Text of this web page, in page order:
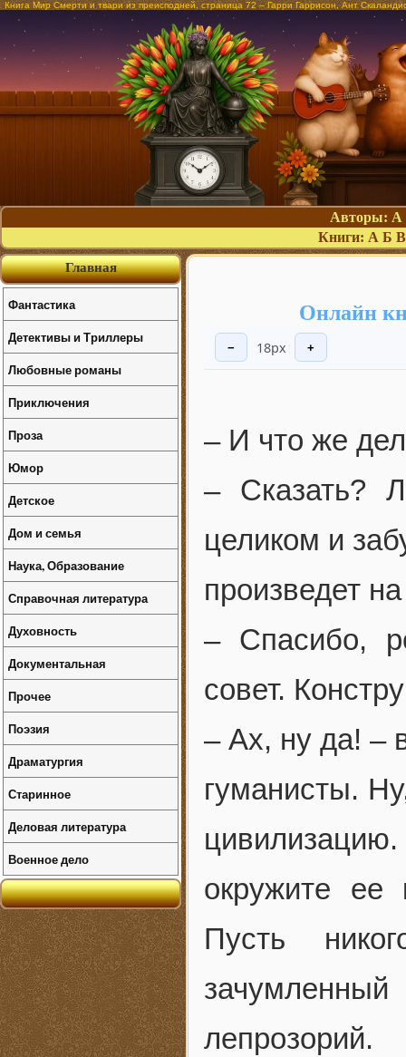
Книга Мир Смерти и твари из преисподней, страница 72 – Гарри Гаррисон, Ант
Авторы: А
Книги: А Б В
Онлайн
− 18px +
– И что же
– Сказать?
целиком и
произведет
– Спасибо,
совет.
– Ах, ну да! –
гуманисты.
окружите ее
Пусть
лепрозорий.
Главная
Фантастика
Детективы и Триллеры
Любовные романы
Приключения
Проза
Юмор
Детское
Дом и семья
Наука, Образование
Справочная литература
Духовность
Документальная
Прочее
Поэзия
Драматургия
Старинное
Деловая литература
Военное дело